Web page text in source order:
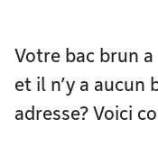
Votre bac brun
et il n’y a aucun
adresse? Voici